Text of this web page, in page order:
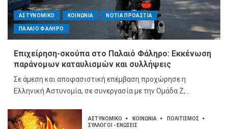
ΑΣΤΥΝΟΜΙΚΟ ΚΟΙΝΩΝΙΑ ΝΟΤΙΑ ΠΡΟΑΣΤΙΑ
ΠΑΛΑΙΟ ΦΑΛΗΡΟ
Επιχείρηση-σκούπα στο Παλαιό Φάληρο: Εκκένωση
παράνομων καταυλισμών και συλλήψεις
Σε άμεση και αποφασιστική επέμβαση προχώρησε η
Ελληνική Αστυνομία, σε συνεργασία με την Ομάδα Ζ,...
ΑΣΤΥΝΟΜΙΚΟ ΚΟΙΝΩΝΙΑ
ΠΟΛΙΤΙΣΜΟΣ
ΣΥΛΛΟΓΟΙ - ΕΝΩΣΕΙΣ